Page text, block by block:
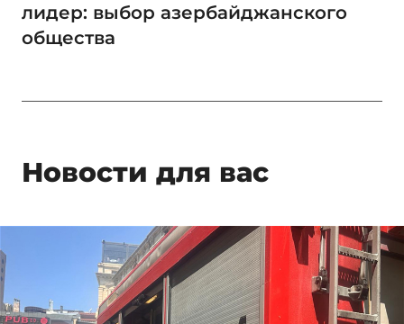
лидер: выбор азербайджанского
общества
Новости для вас